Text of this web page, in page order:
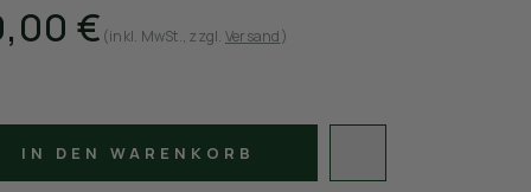
€ (inkl. MwSt., zzgl. Versand)
IN DEN WARENKORB